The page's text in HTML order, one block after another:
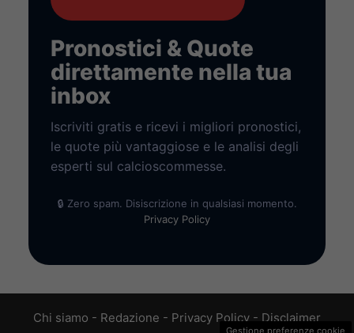
Pronostici & Quote
direttamente nella tua
inbox
Iscriviti gratis e ricevi i migliori pronostici,
le quote più vantaggiose e le analisi degli
esperti sul calcioscommesse.
🔒 Zero spam. Disiscrizione in qualsiasi momento.
Privacy Policy
Chi siamo - Redazione - Privacy Policy - Disclaimer
Gestione preferenze cookie